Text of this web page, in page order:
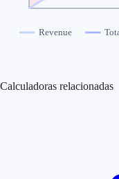
Revenue
Calculadoras relacionadas